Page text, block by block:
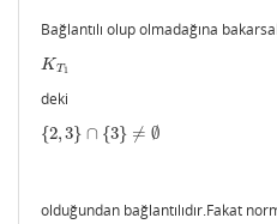
Bağlantılı olup olmadağına
KT1
KT1
deki
{2, 3} ∩ {3} ≠ ∅
{2,3 }∩ {3}≠ ∅
olduğundan bağlantılıdır.Fakat